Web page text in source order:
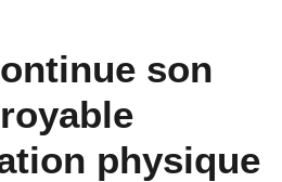
son
physique